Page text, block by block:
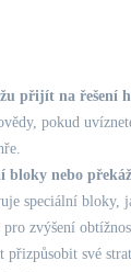
přijít na řešení
pokud
bloky nebo
speciální bloky,
zvýšení
přizpůsobit své